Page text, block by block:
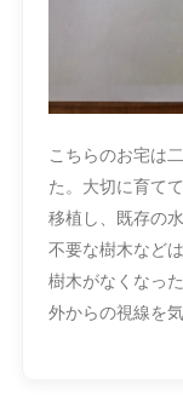
こちらのお宅は
た。大切に育て
移植し、既存の
不要な樹木など
樹木がなくなっ
外からの視線を